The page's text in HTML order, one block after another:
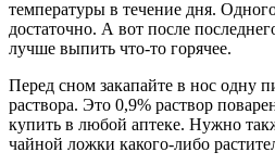
температуры в течение дня.
достаточно. А вот после
лучше выпить что-то горячее.
Перед сном закапайте в нос одну
раствора. Это 0,9% раствор
купить в любой аптеке. Нужно
чайной ложки какого-либо